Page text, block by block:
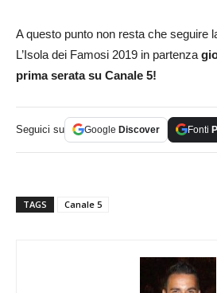
A questo punto non resta che seguire
L’Isola dei Famosi 2019 in partenza
prima serata su Canale 5!
Seguici su Google Discover Fonti
TAGS Canale 5